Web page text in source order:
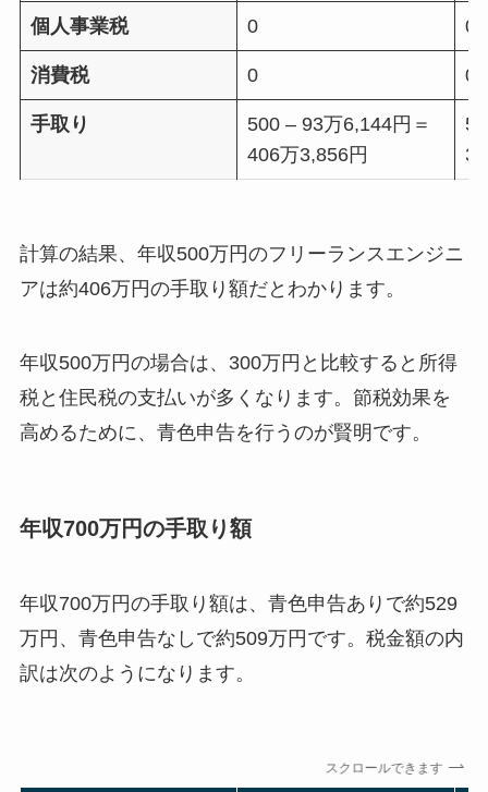
個人事業税 0 0
消費税 0 0
手取り
500 – 93万6,144円＝
406万3,856円
計算の結果、年収500万円のフリーランスエンジニ
アは約406万円の手取り額だとわかります。
年収500万円の場合は、300万円と比較すると所得
税と住民税の支払いが多くなります。節税効果を
高めるために、青色申告を行うのが賢明です。
年収700万円の手取り額
年収700万円の手取り額は、青色申告ありで約529
万円、青色申告なしで約509万円です。税金額の内
訳は次のようになります。
スクロールできます